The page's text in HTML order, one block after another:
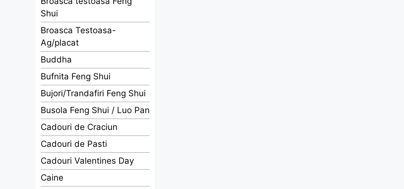
Shui
Broasca Testoasa-
Ag/placat
Buddha
Bufnita Feng Shui
Bujori/Trandafiri Feng Shui
Busola Feng Shui / Luo Pan
Cadouri de Craciun
Cadouri de Pasti
Cadouri Valentines Day
Caine